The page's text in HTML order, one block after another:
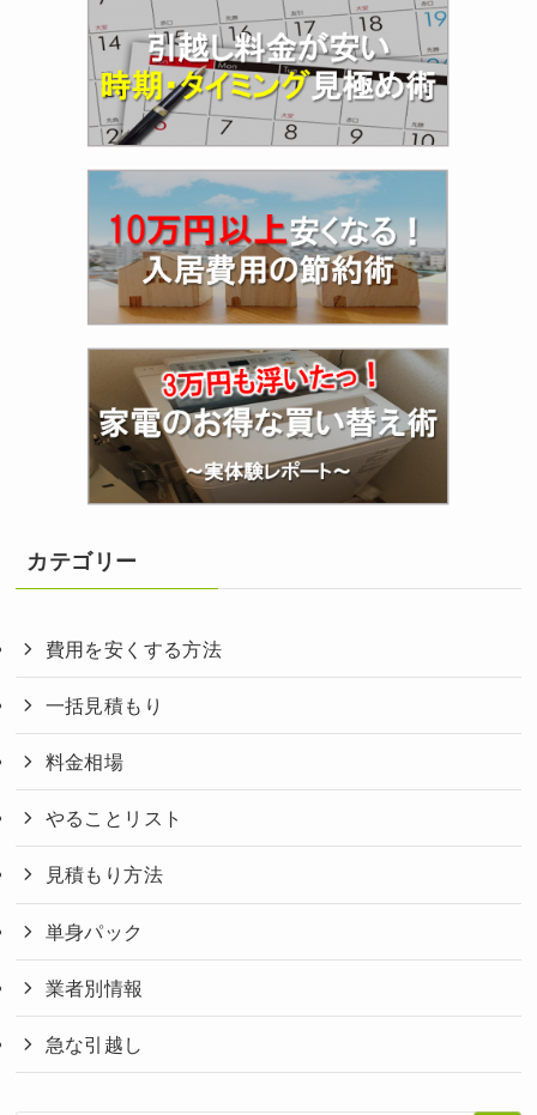
カテゴリー
費用を安くする方法
一括見積もり
料金相場
やることリスト
見積もり方法
単身パック
業者別情報
急な引越し